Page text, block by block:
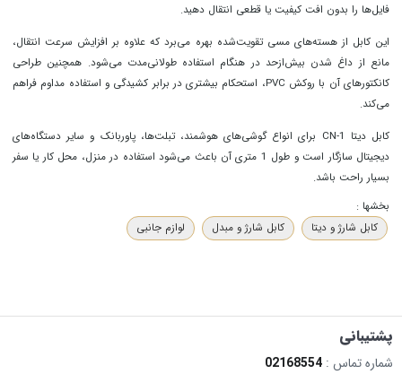
فایل‌ها را بدون افت کیفیت یا قطعی انتقال دهید.
این کابل از هسته‌های مسی تقویت‌شده بهره می‌برد که علاوه بر افزایش سرعت انتقال،
مانع از داغ شدن بیش‌ازحد در هنگام استفاده طولانی‌مدت می‌شود. همچنین طراحی
کانکتورهای آن با روکش PVC، استحکام بیشتری در برابر کشیدگی و استفاده مداوم فراهم
می‌کند.
کابل دیتا CN-1 برای انواع گوشی‌های هوشمند، تبلت‌ها، پاوربانک و سایر دستگاه‌های
دیجیتال سازگار است و طول 1 متری آن باعث می‌شود استفاده در منزل، محل کار یا سفر
بسیار راحت باشد.
بخشها :
کابل شارژ و دیتا
کابل شارژ و مبدل لوازم جانبی
پشتیبانی
شماره تماس : 02168554